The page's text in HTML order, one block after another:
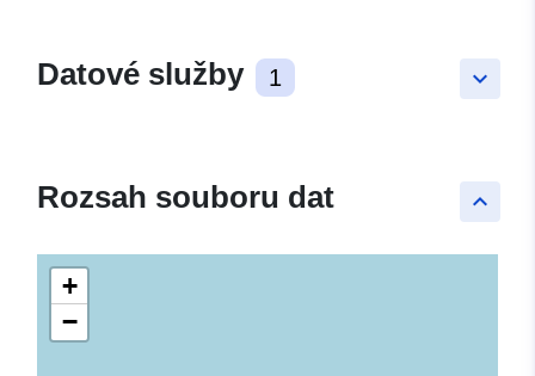
keyboard_arrow_down
Datové služby 1
keyboard_arrow_up
Rozsah souboru dat
+
−